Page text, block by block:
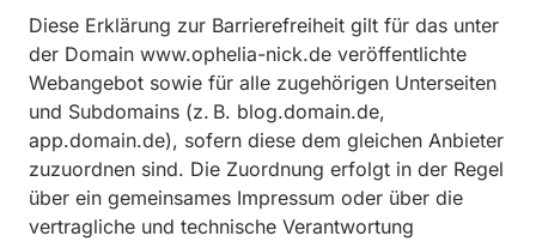
Diese Erklärung zur Barrierefreiheit gilt für das unter
der Domain www.ophelia-nick.de veröffentlichte
Webangebot sowie für alle zugehörigen Unterseiten
und Subdomains (z. B. blog.domain.de,
app.domain.de), sofern diese dem gleichen Anbieter
zuzuordnen sind. Die Zuordnung erfolgt in der Regel
über ein gemeinsames Impressum oder über die
vertragliche und technische Verantwortung